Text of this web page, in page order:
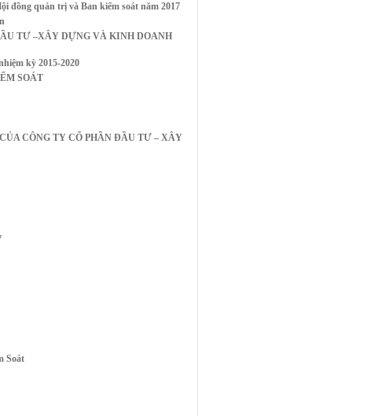
quản trị và Ban kiểm soát năm 2017
TƯ –XÂY DỰNG VÀ KINH DOANH
kỳ 2015-2020
SOÁT
CÔNG TY CỔ PHẦN ĐẦU TƯ – XÂY
Soát